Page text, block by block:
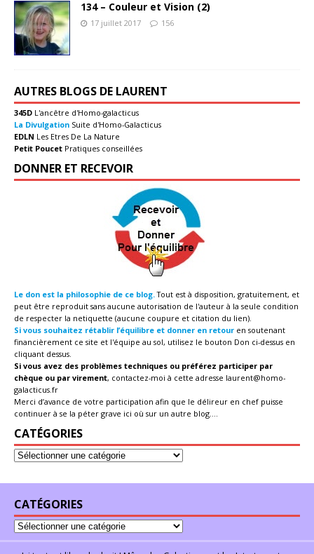
134 – Couleur et Vision (2)
17 juillet 2017 156
AUTRES BLOGS DE LAURENT
345D L'ancêtre d'Homo-galacticus
La Divulgation Suite d'Homo-Galacticus
EDLN Les Etres De La Nature
Petit Poucet Pratiques conseillées
DONNER ET RECEVOIR
Le don est la philosophie de ce blog.Tout est à disposition, gratuitement, et
peut être reproduit sans aucune autorisation de l'auteur à la seule condition
de respecter la netiquette (aucune coupure et citation du lien).
Si vous souhaitez rétablir l’équilibre et donner en retour en soutenant
financièrement ce site et l'équipe au sol, utilisez le bouton Don ci-dessus en
cliquant dessus.
Si vous avez des problèmes techniques ou préférez participer par
chèque ou par virement, contactez-moi à cette adresse laurent@homo-
galacticus.fr
Merci d’avance de votre participation afin que le délireur en chef puisse
continuer à se la péter grave ici où sur un autre blog....
CATÉGORIES
CATÉGORIES